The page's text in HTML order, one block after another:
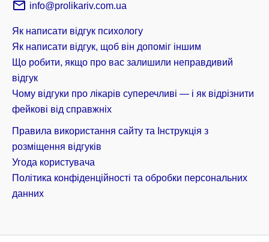
info@prolikariv.com.ua
Як написати відгук психологу
Як написати відгук, щоб він допоміг іншим
Що робити, якщо про вас залишили неправдивий
відгук
Чому відгуки про лікарів суперечливі — і як відрізнити
фейкові від справжніх
Правила використання сайту та Інструкція з
розміщення відгуків
Угода користувача
Політика конфіденційності та обробки персональних
данних